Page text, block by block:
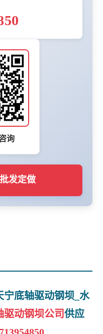
询
发定做
宁底轴驱动钢坝_水
驱动钢坝公司供应